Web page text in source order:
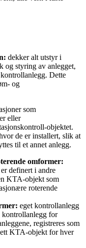
dekker alt utstyr i
og styring av anlegget,
Dette
og
som
eller
objektet.
de er installert, slik at
til et annet anlegg.
omformer:
definert i andre
KTA-objekt som
roterende
eget kontrollanlegg
for
registreres som
KTA-objekt for hver